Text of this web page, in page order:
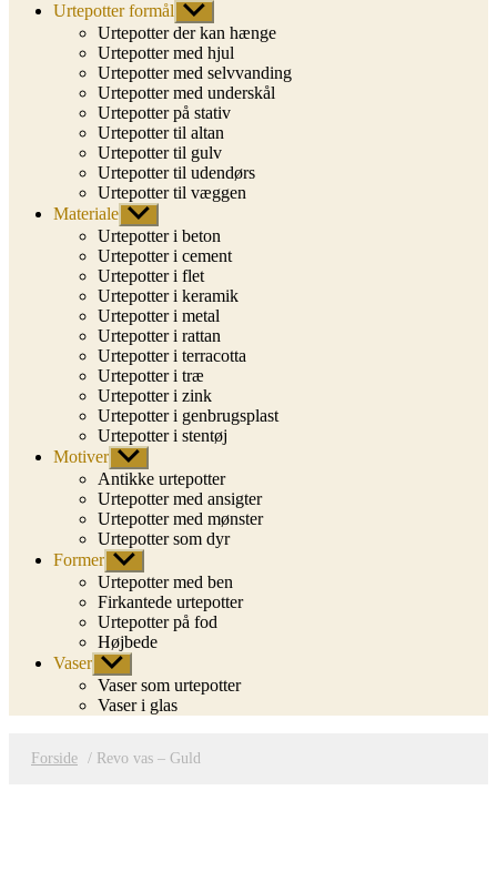
Urtepotter formål Vis
undermenu
Urtepotter der kan hænge
Urtepotter med hjul
Urtepotter med selvvanding
Urtepotter med underskål
Urtepotter på stativ
Urtepotter til altan
Urtepotter til gulv
Urtepotter til udendørs
Urtepotter til væggen
Materiale Vis
undermenu
Urtepotter i beton
Urtepotter i cement
Urtepotter i flet
Urtepotter i keramik
Urtepotter i metal
Urtepotter i rattan
Urtepotter i terracotta
Urtepotter i træ
Urtepotter i zink
Urtepotter i genbrugsplast
Urtepotter i stentøj
Motiver Vis
undermenu
Antikke urtepotter
Urtepotter med ansigter
Urtepotter med mønster
Urtepotter som dyr
Former Vis
undermenu
Urtepotter med ben
Firkantede urtepotter
Urtepotter på fod
Højbede
Vaser Vis
undermenu
Vaser som urtepotter
Vaser i glas
Forside / Revo vas – Guld